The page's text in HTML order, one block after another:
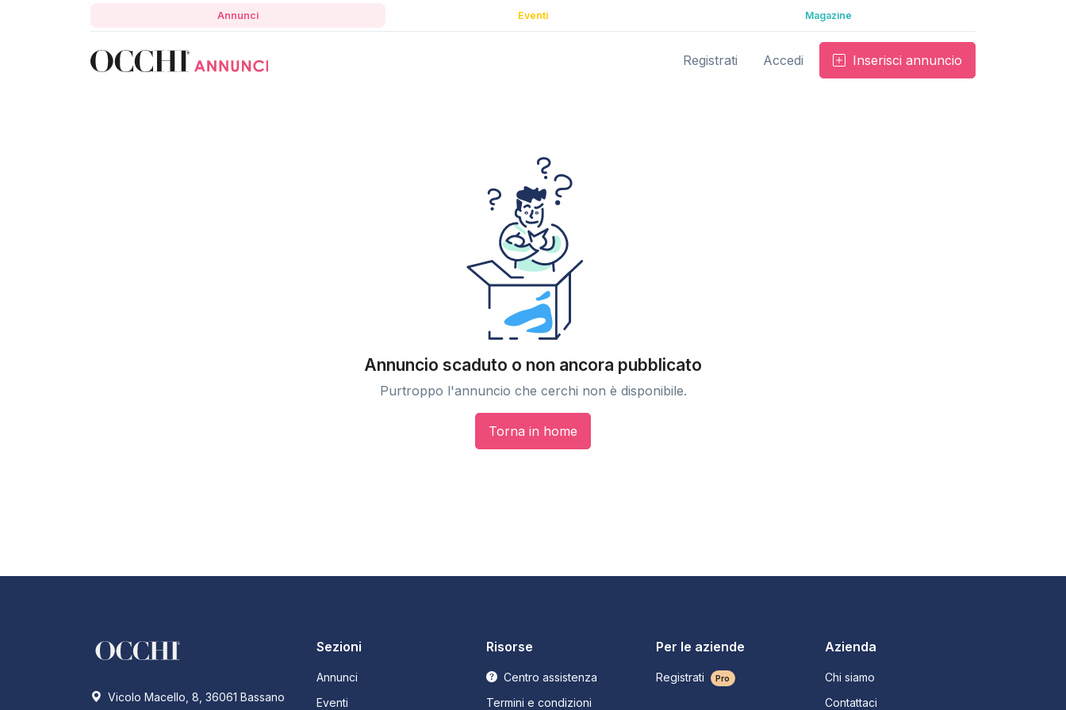
Annunci Eventi Magazine
Registrati Accedi Inserisci annuncio
Annuncio scaduto o non ancora pubblicato
Purtroppo l'annuncio che cerchi non è disponibile.
Torna in home
Vicolo Macello, 8, 36061 Bassano
Sezioni
Annunci
Eventi
Risorse
Centro assistenza
Termini e condizioni
Per le aziende
Registrati Pro
Azienda
Chi siamo
Contattaci